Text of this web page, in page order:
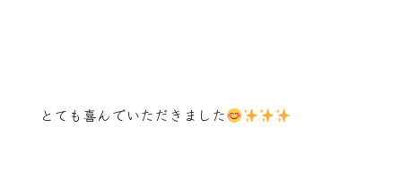
とても喜んでいただきました